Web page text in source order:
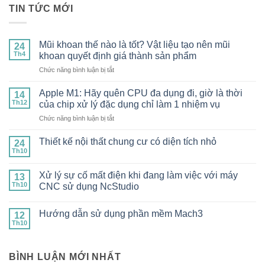
TIN TỨC MỚI
24
Th4
Mũi khoan thế nào là tốt? Vật liệu tạo nên mũi
khoan quyết định giá thành sản phẩm
Chức năng bình luận bị tắtở
khoan
thế
nào
là
Vật
nên
mũi
khoan
giá
14
Th12
Apple M1: Hãy quên CPU đa dụng đi, giờ là thời
của chip xử lý đặc dụng chỉ làm 1 nhiệm vụ
Chức năng bình luận bị tắtở
M1:
đa
dụng
là
24
Th10
Thiết kế nội thất chung cư có diện tích nhỏ
luận
ở
Thiết
thất
tích
nhỏ
13
Th10
Xử lý sự cố mất điện khi đang làm việc với máy
CNC sử dụng NcStudio
bình
sự
cố
12
Th10
Hướng dẫn sử dụng phần mềm Mach3
BÌNH LUẬN MỚI NHẤT